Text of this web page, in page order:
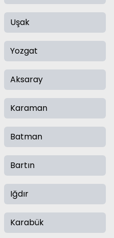
Uşak
Yozgat
Aksaray
Karaman
Batman
Bartın
Iğdır
Karabük